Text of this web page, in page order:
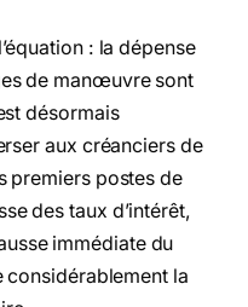
: la dépense
de manœuvre sont
désormais
aux créanciers de
premiers postes de
des taux d’intérêt,
immédiate du
considérablement la